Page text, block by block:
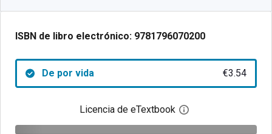
ISBN de libro electrónico: 9781796070200
De por vida €3.54
Licencia de eTextbook Abre el cuadro de